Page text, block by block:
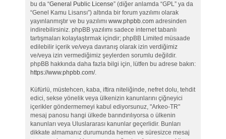
bu da “General Public License” (diğer anlamda “GPL” ya da
“Genel Kamu Lisansı”) altında bir forum yazılımı olarak
yayınlanmıştır ve bu yazılımı www.phpbb.comadresinden
indirebilirsiniz. phpBB yazılımı sadece internet tabanlı
tartışmaları kolaylaştırmak içindir; phpBB Limited müsaade
edilebilir içerik ve/veya davranış olarak izin verdiğimiz
ve/veya izin vermediğimiz şeylerden sorumlu değildir.
phpBB hakkında daha fazla bilgi için, lütfen bu adrese bakın:
https://www.phpbb.com/.
Küfürlü, müstehcen, kaba, iftira niteliğinde, nefret dolu, tehdit
edici, sekse yönelik veya ülkenizin kanunlarını çiğneyici
içerikler göndermemeyi kabul ediyorsunuz, "Arkeo-TR"
mesaj panosu hangi ülkede barındırılıyorsa o ülkenin
kanunları veya Uluslararası kanunlar geçerlidir. Bunları
dikkate almamanız durumunda hemen ve süresizce mesaj